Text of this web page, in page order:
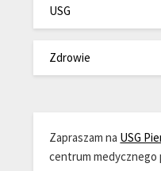
USG
Zdrowie
Zapraszam na USG
centrum medycznego